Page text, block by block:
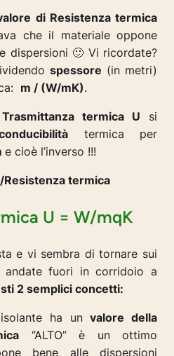
di Resistenza termica
che il materiale oppone
dispersioni 🙂 Vi ricordate?
spessore (in metri)
m / (W/mK).
termica U si
termica per
e cioè l’inverso !!!
Resistenza termica
U = W/mqK
e vi sembra di tornare sui
andate fuori in corridoio a
2 semplici concetti:
ha unvalore della
“ALTO” è un ottimo
bene alle dispersioni